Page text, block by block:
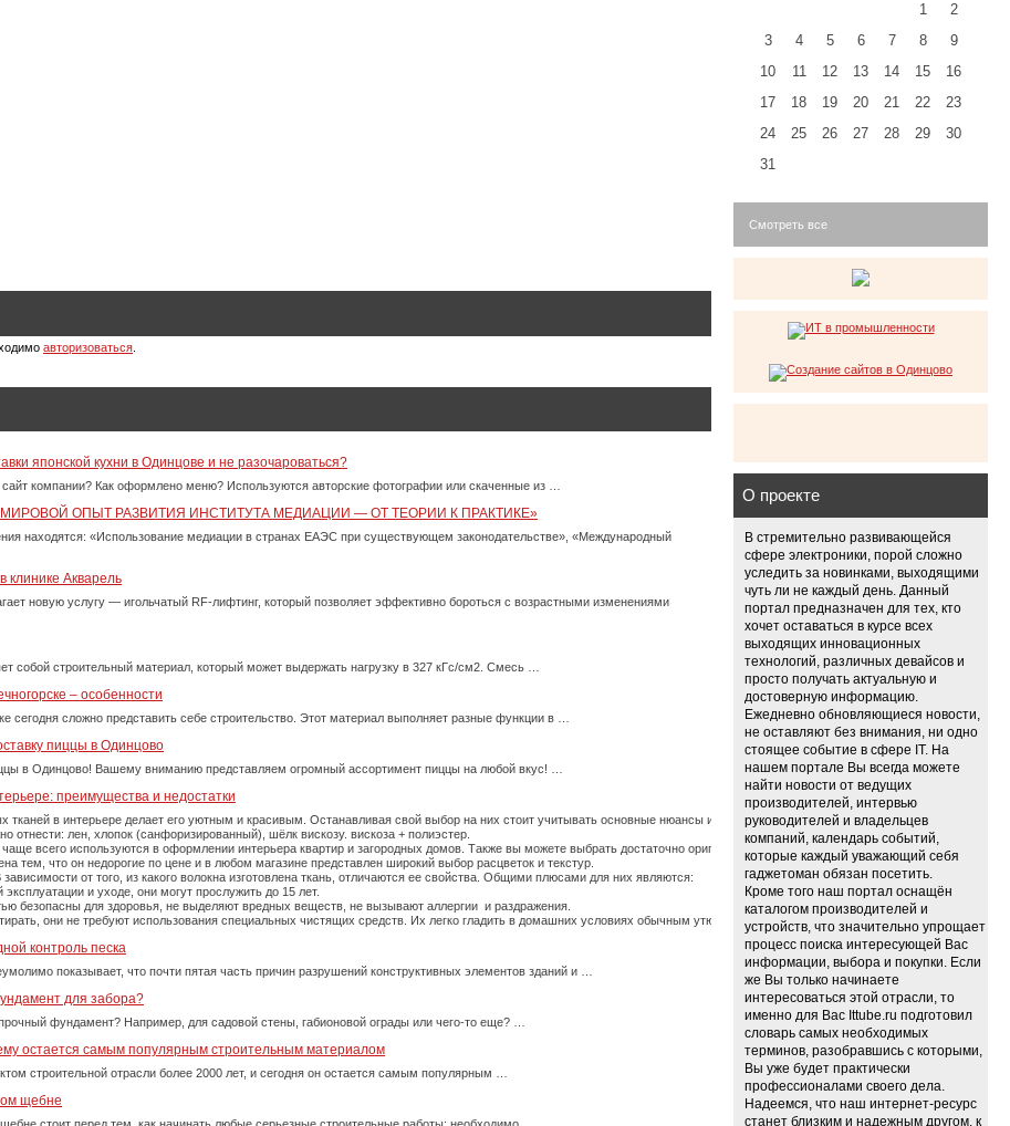
авторизоваться
японской кухни в Одинцове и не разочароваться?
сайт компании? Как оформлено меню? Используются авторские фотографии или скаченные из …
ОПЫТ РАЗВИТИЯ ИНСТИТУТА МЕДИАЦИИ — ОТ ТЕОРИИ К ПРАКТИКЕ»
находятся: «Использование медиации в странах ЕАЭС при существующем законодательстве», «Международный
клинике Акварель
новую услугу — игольчатый RF-лифтинг, который позволяет эффективно бороться с возрастными изменениями
собой строительный материал, который может выдержать нагрузку в 327 кГс/см2. Смесь …
– особенности
сегодня сложно представить себе строительство. Этот материал выполняет разные функции в …
пиццы в Одинцово
в Одинцово! Вашему вниманию представляем огромный ассортимент пиццы на любой вкус! …
преимущества и недостатки
тканей в интерьере делает его уютным и красивым. Останавливая свой выбор на них стоит учитывать основные нюансы их использования, иначе по истечению времени
отнести: лен, хлопок (санфоризированный), шёлк вискозу. вискоза + полиэстер.
всего используются в оформлении интерьера квартир и загородных домов. Также вы можете выбрать достаточно оригинальные ткани, изготовленные из крапивы,
тем, что он недорогие по цене и в любом магазине представлен широкий выбор расцветок и текстур.
от того, из какого волокна изготовлена ткань, отличаются ее свойства. Общими плюсами для них являются:
и уходе, они могут прослужить до 15 лет.
безопасны для здоровья, не выделяют вредных веществ, не вызывают аллергии и раздражения.
они не требуют использования специальных чистящих средств. Их легко гладить в домашних условиях обычным утюгом. …
контроль песка
показывает, что почти пятая часть причин разрушений конструктивных элементов зданий и …
для забора?
фундамент? Например, для садовой стены, габионовой ограды или чего-то еще? …
остается самым популярным строительным материалом
строительной отрасли более 2000 лет, и сегодня он остается самым популярным …
щебне
1
2
3
4 5 6 7 8
9
10
11 12 13 14 15
16
17
18 19 20 21 22
23
24
25 26 27 28 29
30
31
Смотреть все
О проекте
В стремительно развивающейся
сфере электроники, порой сложно
уследить за новинками, выходящими
чуть ли не каждый день. Данный
портал предназначен для тех, кто
хочет оставаться в курсе всех
выходящих инновационных
технологий, различных девайсов и
просто получать актуальную и
достоверную информацию.
Ежедневно обновляющиеся новости,
не оставляют без внимания, ни одно
стоящее событие в сфере IT. На
нашем портале Вы всегда можете
найти новости от ведущих
производителей, интервью
руководителей и владельцев
компаний, календарь событий,
которые каждый уважающий себя
гаджетоман обязан посетить.
Кроме того наш портал оснащён
каталогом производителей и
устройств, что значительно упрощает
процесс поиска интересующей Вас
информации, выбора и покупки. Если
же Вы только начинаете
интересоваться этой отрасли, то
именно для Вас Ittube.ru подготовил
словарь самых необходимых
терминов, разобравшись с которыми,
Вы уже будет практически
профессионалами своего дела.
Надеемся, что наш интернет-ресурс
станет близким и надежным другом, к